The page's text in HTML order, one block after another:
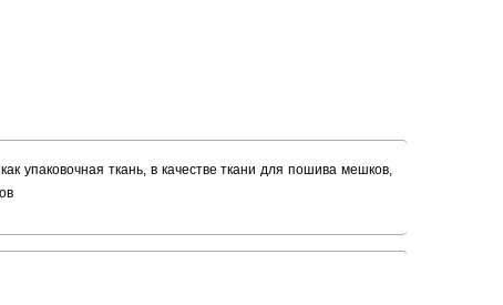
упаковочная ткань, в качестве ткани для пошива мешков,